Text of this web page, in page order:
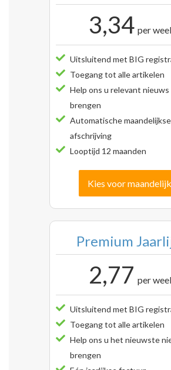
3,34 per
Uitsluitend met BIG
Toegang tot alle artikelen
Help ons u relevant
brengen
Automatische maandelijkse
afschrijving
Looptijd 12 maanden
Kies voor
Premium
2,77 per
Uitsluitend met BIG
Toegang tot alle artikelen
Help ons u het nieuwste
brengen